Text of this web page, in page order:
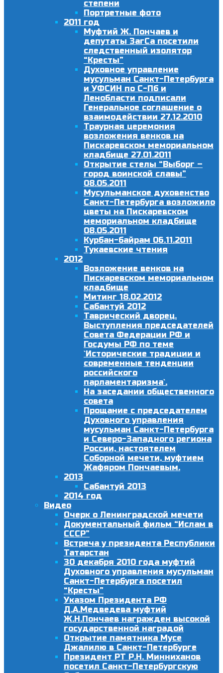
степени
Портретные фото
2011 год
Муфтий Ж. Пончаев и
депутаты ЗагСа посетили
следственный изолятор
“Кресты”
Духовное управление
мусульман Санкт-Петербурга
и УФСИН по С-Пб и
Ленобласти подписали
Генеральное соглашение о
взаимодействии 27.12.2010
Траурная церемония
возложения венков на
Пискаревском мемориальном
кладбище 27.01.2011
Открытие стелы “Выборг –
город воинской славы”
08.05.2011
Мусульманское духовенство
Санкт-Петербурга возложило
цветы на Пискаревском
мемориальном кладбище
08.05.2011
Курбан-байрам 06.11.2011
Тукаевские чтения
2012
Возложение венков на
Пискаревском мемориальном
кладбище
Митинг 18.02.2012
Сабантуй 2012
Таврический дворец.
Выступления председателей
Совета Федерации РФ и
Госдумы РФ по теме
`Исторические традиции и
современные тенденции
российского
парламентаризма`.
На заседании общественного
совета
Прощание с председателем
Духовного управления
мусульман Санкт-Петербурга
и Северо-Западного региона
России, настоятелем
Соборной мечети, муфтием
Жафяром Пончаевым.
2013
Сабантуй 2013
2014 год
Видео
Очерк о Ленинградской мечети
Документальный фильм “Ислам в
СССР”
Встреча у президента Республики
Татарстан
30 декабря 2010 года муфтий
Духовного управления мусульман
Санкт-Петербурга посетил
“Кресты”
Указом Президента РФ
Д.А.Медведева муфтий
Ж.Н.Пончаев награжден высокой
государственной наградой
Открытие памятника Мусе
Джалилю в Санкт-Петербурге
Президент РТ Р.Н. Минниханов
посетил Санкт-Петербургскую